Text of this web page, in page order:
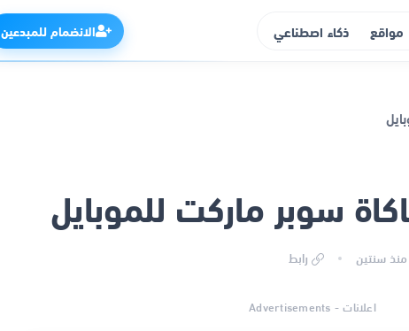
مواقع ذكاء اصطناعي الانضمام للمبدعين
سوبر ماركت للموبايل
سنتين رابط
اعلانات - Advertisements